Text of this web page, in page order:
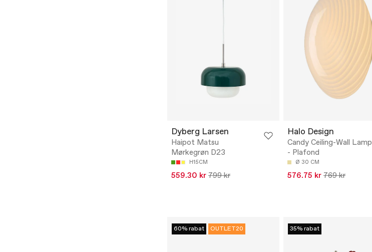
Dyberg Larsen
Haipot Matsu
Mørkegrøn D23
H15CM
559.30 kr 799 kr
Halo Design
Candy Ceiling-Wall Lamp
- Plafond
Ø 30 CM
576.75 kr 769 kr
60% rabat OUTLET20 35% rabat